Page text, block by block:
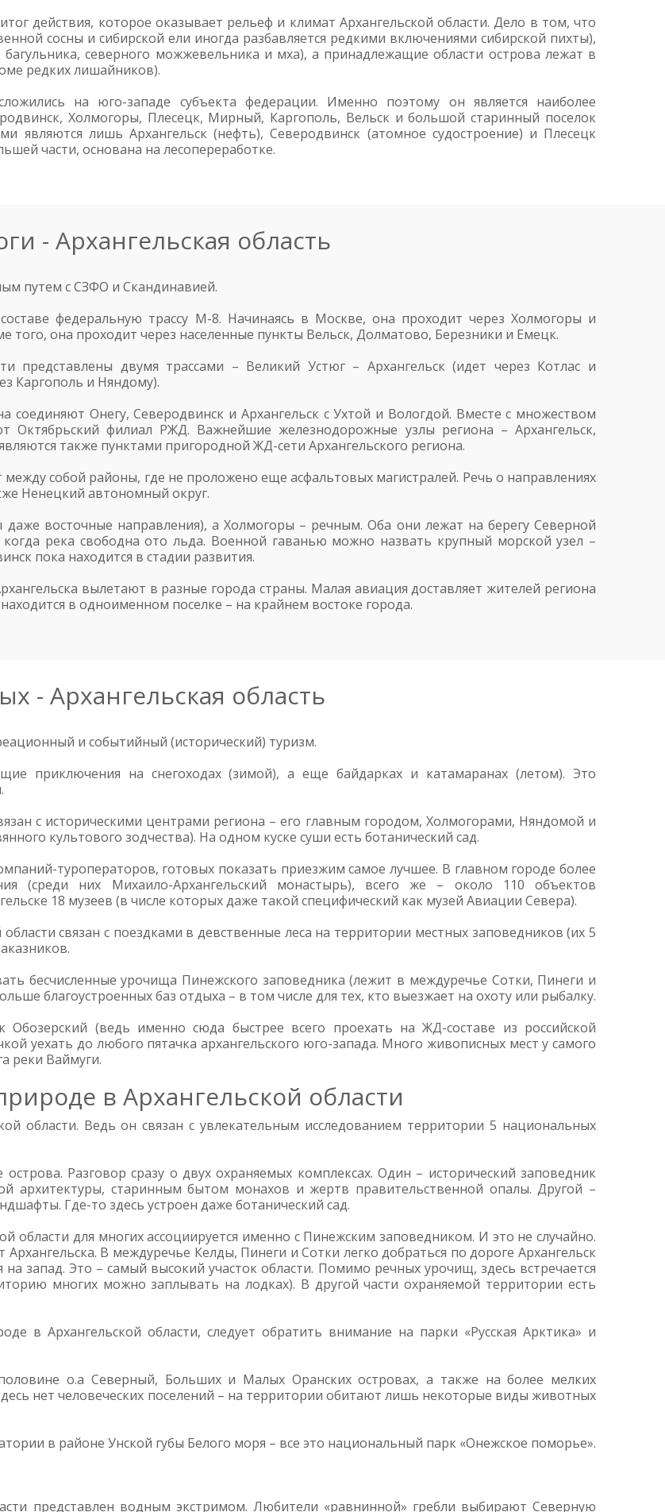
действия, которое оказывает рельеф и климат Архангельской области. Дело в том, что
сосны и сибирской ели иногда разбавляется редкими включениями сибирской пихты),
северного можжевельника и мха), а принадлежащие области острова лежат в
редких лишайников).
на юго-западе субъекта федерации. Именно поэтому он является наиболее
Холмогоры, Плесецк, Мирный, Каргополь, Вельск и большой старинный поселок
являются лишь Архангельск (нефть), Северодвинск (атомное судостроение) и Плесецк
части, основана на лесопереработке.
- Архангельская область
путем с СЗФО и Скандинавией.
федеральную трассу М-8. Начинаясь в Москве, она проходит через Холмогоры и
того, она проходит через населенные пункты Вельск, Долматово, Березники и Емецк.
представлены двумя трассами – Великий Устюг – Архангельск (идет через Котлас и
Каргополь и Няндому).
Онегу, Северодвинск и Архангельск с Ухтой и Вологдой. Вместе с множеством
Октябрьский филиал РЖД. Важнейшие железнодорожные узлы региона – Архангельск,
также пунктами пригородной ЖД-сети Архангельского региона.
собой районы, где не проложено еще асфальтовых магистралей. Речь о направлениях
Ненецкий автономный округ.
даже восточные направления), а Холмогоры – речным. Оба они лежат на берегу Северной
река свободна ото льда. Военной гаванью можно назвать крупный морской узел –
пока находится в стадии развития.
вылетают в разные города страны. Малая авиация доставляет жителей региона
в одноименном поселке – на крайнем востоке города.
- Архангельская область
и событийный (исторический) туризм.
приключения на снегоходах (зимой), а еще байдарках и катамаранах (летом). Это
с историческими центрами региона – его главным городом, Холмогорами, Няндомой и
культового зодчества). На одном куске суши есть ботанический сад.
туроператоров, готовых показать приезжим самое лучшее. В главном городе более
(среди них Михаило-Архангельский монастырь), всего же – около 110 объектов
18 музеев (в числе которых даже такой специфический как музей Авиации Севера).
связан с поездками в девственные леса на территории местных заповедников (их 5
бесчисленные урочища Пинежского заповедника (лежит в междуречье Сотки, Пинеги и
благоустроенных баз отдыха – в том числе для тех, кто выезжает на охоту или рыбалку.
(ведь именно сюда быстрее всего проехать на ЖД-составе из российской
уехать до любого пятачка архангельского юго-запада. Много живописных мест у самого
реки Ваймуги.
в Архангельской области
области. Ведь он связан с увлекательным исследованием территории 5 национальных
Разговор сразу о двух охраняемых комплексах. Один – исторический заповедник
архитектуры, старинным бытом монахов и жертв правительственной опалы. Другой –
Где-то здесь устроен даже ботанический сад.
области для многих ассоциируется именно с Пинежским заповедником. И это не случайно.
В междуречье Келды, Пинеги и Сотки легко добраться по дороге Архангельск
запад. Это – самый высокий участок области. Помимо речных урочищ, здесь встречается
многих можно заплывать на лодках). В другой части охраняемой территории есть
в Архангельской области, следует обратить внимание на парки «Русская Арктика» и
о.а Северный, Больших и Малых Оранских островах, а также на более мелких
нет человеческих поселений – на территории обитают лишь некоторые виды животных
в районе Унской губы Белого моря – все это национальный парк «Онежское поморье».
представлен водным экстримом. Любители «равнинной» гребли выбирают Северную